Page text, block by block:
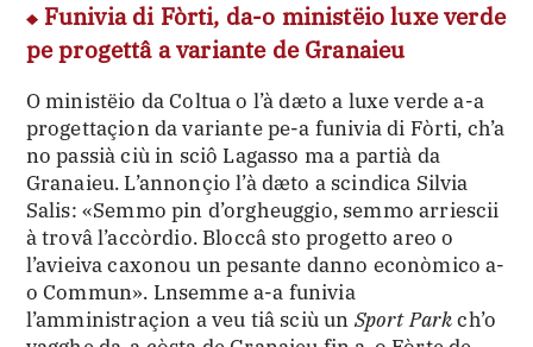
Funivia di Fòrti, da-o ministëio luxe verde
pe progettâ a variante de Granaieu
O ministëio da Coltua o l’à dæto a luxe verde a-a
progettaçion da variante pe-a funivia di Fòrti, ch’a
no passià ciù in sciô Lagasso ma a partià da
Granaieu. L’annonçio l’à dæto a scindica Silvia
Salis: «Semmo pin d’orgheuggio, semmo arriescii
à trovâ l’accòrdio. Bloccâ sto progetto areo o
l’avieiva caxonou un pesante danno econòmico a-
o Commun». Lnsemme a-a funivia
l’amministraçion a veu tiâ sciù un Sport Parkch’o